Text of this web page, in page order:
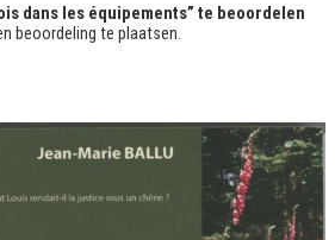
dans les équipements” te beoordelen
beoordeling te plaatsen.